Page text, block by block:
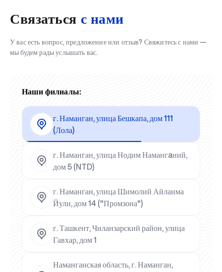
Связаться с нами
У вас есть вопрос, предложение или отзыв? Свяжитесь с нами —
мы будем рады услышать вас.
Наши филиалы:
г. Наманган, улица Бешкапа, дом 111
(Лола)
г. Наманган, улица Нодим Намангaний,
дом 5 (NTD)
г. Наманган, улица Шимолий Айланма
Йули, дом 14 ("Промзона")
г. Ташкент, Чиланзарский район, улица
Гавхар, дом 1
Наманганская область, г. Наманган,